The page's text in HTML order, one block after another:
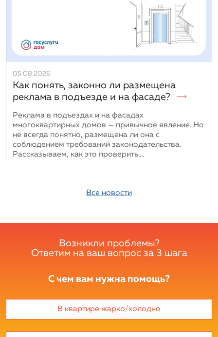
05.08.2026
Как понять, законно ли размещена
реклама в подъезде и на фасаде?
Реклама в подъездах и на фасадах
многоквартирных домов — привычное явление. Но
не всегда понятно, размещена ли она с
соблюдением требований законодательства.
Рассказываем, как это проверить....
Все новости
Возникли проблемы?
Ответим на ваш вопрос за 3 шага
С чем вам нужна помощь?
В квартире жарко/холодно